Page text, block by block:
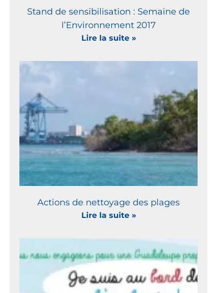
Stand de sensibilisation : Semaine de
l’Environnement 2017
Lire la suite »
Actions de nettoyage des plages
Lire la suite »